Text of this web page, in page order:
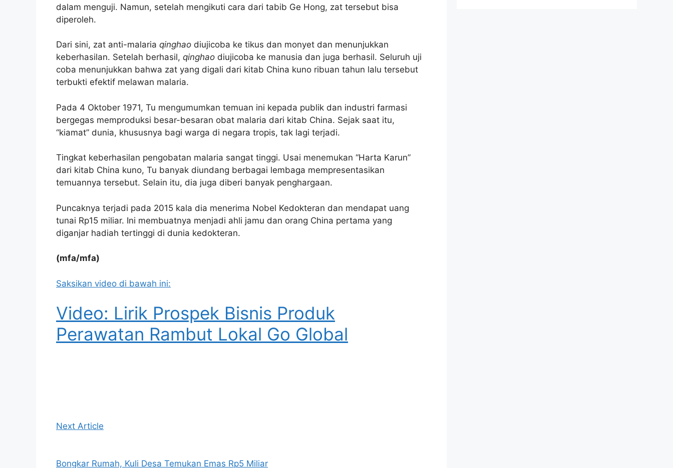
dalam menguji. Namun, setelah mengikuti cara dari tabib Ge Hong, zat tersebut bisa
diperoleh.
Dari sini, zat anti-malaria qinghao diujicoba ke tikus dan monyet dan menunjukkan
keberhasilan. Setelah berhasil, qinghao diujicoba ke manusia dan juga berhasil. Seluruh uji
coba menunjukkan bahwa zat yang digali dari kitab China kuno ribuan tahun lalu tersebut
terbukti efektif melawan malaria.
Pada 4 Oktober 1971, Tu mengumumkan temuan ini kepada publik dan industri farmasi
bergegas memproduksi besar-besaran obat malaria dari kitab China. Sejak saat itu,
“kiamat” dunia, khususnya bagi warga di negara tropis, tak lagi terjadi.
Tingkat keberhasilan pengobatan malaria sangat tinggi. Usai menemukan “Harta Karun”
dari kitab China kuno, Tu banyak diundang berbagai lembaga mempresentasikan
temuannya tersebut. Selain itu, dia juga diberi banyak penghargaan.
Puncaknya terjadi pada 2015 kala dia menerima Nobel Kedokteran dan mendapat uang
tunai Rp15 miliar. Ini membuatnya menjadi ahli jamu dan orang China pertama yang
diganjar hadiah tertinggi di dunia kedokteran.
(mfa/mfa)
Saksikan video di bawah ini:
Video: Lirik Prospek Bisnis Produk
Perawatan Rambut Lokal Go Global
Next Article
Bongkar Rumah, Kuli Desa Temukan Emas Rp5 Miliar